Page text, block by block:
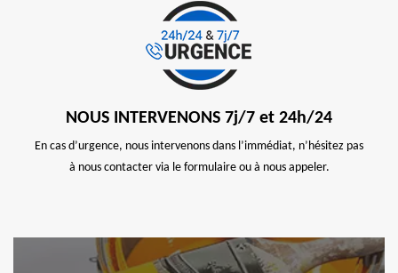
NOUS INTERVENONS 7j/7 et 24h/24
En cas d’urgence, nous intervenons dans l’immédiat, n’hésitez pas
à nous contacter via le formulaire ou à nous appeler.